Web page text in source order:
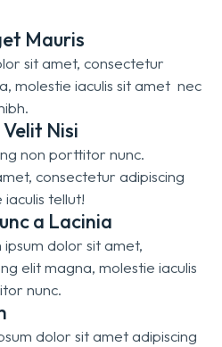
Mauris
sit amet, consectetur
molestie iaculis sit amet nec
Velit Nisi
non porttitor nunc.
consectetur adipiscing
tellut!
a Lacinia
dolor sit amet,
elit magna, molestie iaculis
nunc.
dolor sit amet adipiscing